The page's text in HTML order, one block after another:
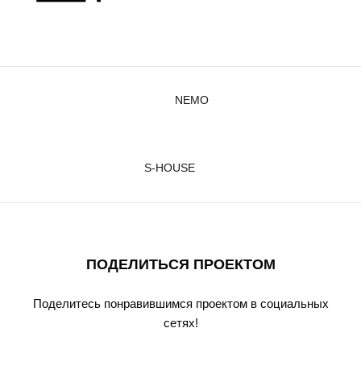
NEMO
S-HOUSE
ПОДЕЛИТЬСЯ ПРОЕКТОМ
Поделитесь понравившимся проектом в социальных
сетях!